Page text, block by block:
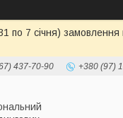
по 7 січня)
437-70-90 +380 (97)